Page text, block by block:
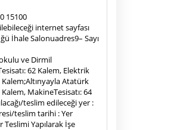
15100
internet sayfası
İhale Salonuadres9– Sayı
ve Dirmil
62 Kalem, Elektrik
Kalem;Altınyayla Atatürk
MakineTesisatı: 64
teslim edileceği yer :
teslim tarihi : Yer
Yapılarak İşe